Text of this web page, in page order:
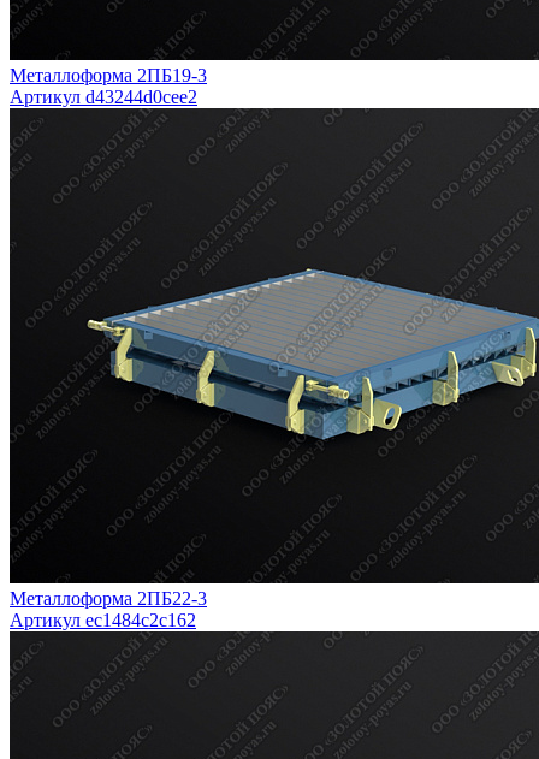
Металлоформа 2ПБ19-3
Артикул d43244d0cee2
Металлоформа 2ПБ22-3
Артикул ec1484c2c162